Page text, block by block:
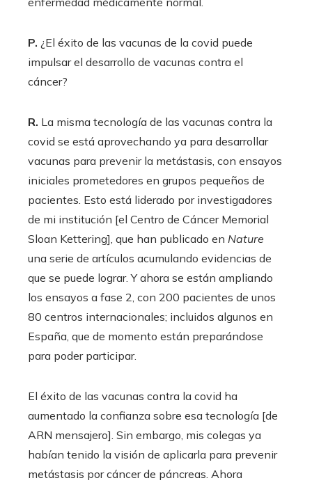
P. ¿El éxito de las vacunas de la covid puede
impulsar el desarrollo de vacunas contra el
cáncer?
R. La misma tecnología de las vacunas contra la
covid se está aprovechando ya para desarrollar
vacunas para prevenir la metástasis, con ensayos
iniciales prometedores en grupos pequeños de
pacientes. Esto está liderado por investigadores
de mi institución [el Centro de Cáncer Memorial
Sloan Kettering], que han publicado en Nature
una serie de artículos acumulando evidencias de
que se puede lograr. Y ahora se están ampliando
los ensayos a fase 2, con 200 pacientes de unos
80 centros internacionales; incluidos algunos en
España, que de momento están preparándose
para poder participar.
El éxito de las vacunas contra la covid ha
aumentado la confianza sobre esa tecnología [de
ARN mensajero]. Sin embargo, mis colegas ya
habían tenido la visión de aplicarla para prevenir
metástasis por cáncer de páncreas. Ahora